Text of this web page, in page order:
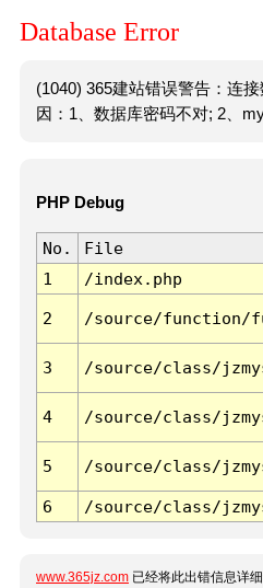
Database Error
(1040) 365建站错误警告：连
因：1、数据库密码不对; 2、
PHP Debug
No. File
1
/index.php
2 /source/function/
3 /source/class/
4 /source/class/
5 /source/class/
6 /source/class/
www.365jz.com 已经将此出错信息详